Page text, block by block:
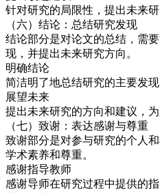
针对研究的局限性，提出未来
（六）结论：总结研究发现
结论部分是对论文的总结，需
现，并提出未来研究方向。
明确结论
简洁明了地总结研究的主要发现
展望未来
提出未来研究的方向和建议，为
（七）致谢：表达感谢与尊重
致谢部分是对参与研究的个人
学术素养和尊重。
感谢指导教师
感谢导师在研究过程中提供的指